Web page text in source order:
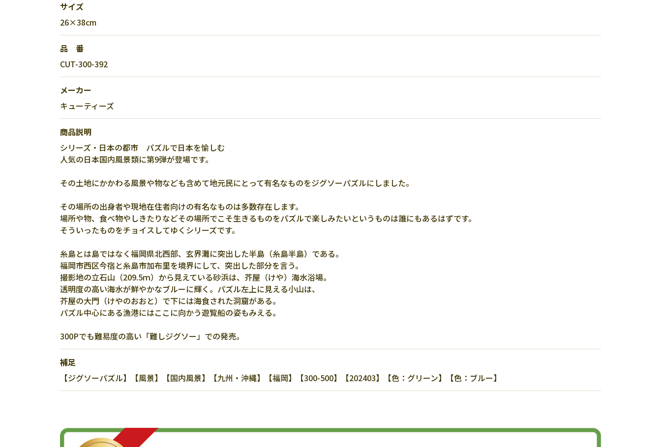
サイズ
26×38cm
品 番
CUT-300-392
メーカー
キューティーズ
商品説明
シリーズ・日本の都市 パズルで日本を愉しむ
人気の日本国内風景類に第9弾が登場です。
その土地にかかわる風景や物なども含めて地元民にとって有名なものをジグソーパズルにしました。
その場所の出身者や現地在住者向けの有名なものは多数存在します。
場所や物、食べ物やしきたりなどその場所でこそ生きるものをパズルで楽しみたいというものは誰にもあるはずです。
そういったものをチョイスしてゆくシリーズです。
糸島とは島ではなく福岡県北西部、玄界灘に突出した半島（糸島半島）である。
福岡市西区今宿と糸島市加布里を境界にして、突出した部分を言う。
撮影地の立石山（209.5ｍ）から見えている砂浜は、芥屋（けや）海水浴場。
透明度の高い海水が鮮やかなブルーに輝く。パズル左上に見える小山は、
芥屋の大門（けやのおおと）で下には海食された洞窟がある。
パズル中心にある漁港にはここに向かう遊覧船の姿もみえる。
300Pでも難易度の高い「難しジグソー」での発売。
補足
【ジグソーパズル】【風景】【国内風景】【九州・沖縄】【福岡】【300-500】【202403】【色：グリーン】【色：ブルー】